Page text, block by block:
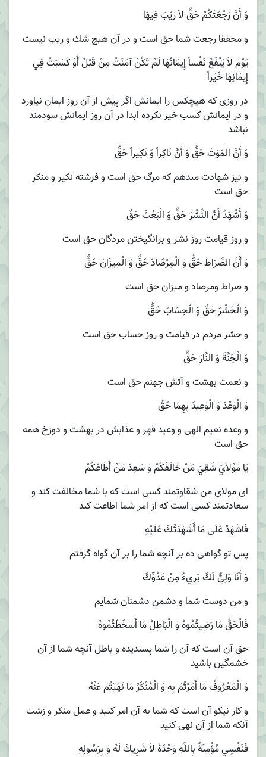
وَ أَنَّ رَجْعَتَكُمْ حَقٌّ لاَ رَيْبَ فِيهَا
و محققا رجعت شما حق است و در آن هيچ شك و ريب نيست
يَوْمَ لاَ يَنْفَعُ نَفْساً إِيمَانُهَا لَمْ تَكُنْ آمَنَتْ مِنْ قَبْلُ أَوْ كَسَبَتْ فِي
إِيمَانِهَا خَيْراً
در روزى كه هيچكس را ايمانش اگر پيش از آن روز ايمان نياورد
و در ايمانش كسب خير نكرده ابدا در آن روز ايمانش سودمند
نباشد
وَ أَنَّ الْمَوْتَ حَقٌّ وَ أَنَّ نَاكِراً وَ نَكِيراً حَقٌّ
و نيز شهادت مى‏دهم كه مرگ حق است و فرشته نكير و منكر
حق است
وَ أَشْهَدُ أَنَّ النَّشْرَ حَقٌّ وَ الْبَعْثَ حَقٌ‏
و روز قيامت روز نشر و برانگيختن مردگان حق است
وَ أَنَّ الصِّرَاطَ حَقٌّ وَ الْمِرْصَادَ حَقٌّ وَ الْمِيزَانَ حَقٌّ
و صراط ومرصاد و ميزان حق است
وَ الْحَشْرَ حَقٌ‏ وَ الْحِسَابَ حَقٌّ
و حشر مردم در قیامت و روز حساب حق است
وَ الْجَنَّةَ وَ النَّارَ حَقٌّ
و نعمت بهشت و آتش جهنم حق است
وَ الْوَعْدَ وَ الْوَعِيدَ بِهِمَا حَقٌ‏
و وعده نعيم الهى و وعيد قهر و عذابش در بهشت و دوزخ همه
حق است
يَا مَوْلاَيَ شَقِيَ مَنْ خَالَفَكُمْ وَ سَعِدَ مَنْ أَطَاعَكُمْ
اى مولاى من شقاوتمند كسى است كه با شما مخالفت كند و
سعادتمند كسى است كه از امر شما اطاعت كند
فَاشْهَدْ عَلَى مَا أَشْهَدْتُكَ عَلَيْهِ‏
پس تو گواهى ده بر آنچه شما را بر آن گواه گرفتم
وَ أَنَا وَلِيٌّ لَكَ بَرِي‏ءٌ مِنْ عَدُوِّكَ
و من دوست شما و دشمن دشمنان شمايم
فَالْحَقُّ مَا رَضِيتُمُوهُ وَ الْبَاطِلُ مَا أَسْخَطْتُمُوهُ‏
حق آن است كه آن را شما پسنديده و باطل آنچه شما از آن
خشمگين باشيد
وَ الْمَعْرُوفُ مَا أَمَرْتُمْ بِهِ وَ الْمُنْكَرُ مَا نَهَيْتُمْ عَنْهُ
و كار نيكو آن است كه شما به آن امر كنيد و عمل منكر و زشت
آنكه شما از آن نهى كنيد
فَنَفْسِي مُؤْمِنَةٌ بِاللَّهِ وَحْدَهُ لاَ شَرِيكَ لَهُ وَ بِرَسُولِهِ‏